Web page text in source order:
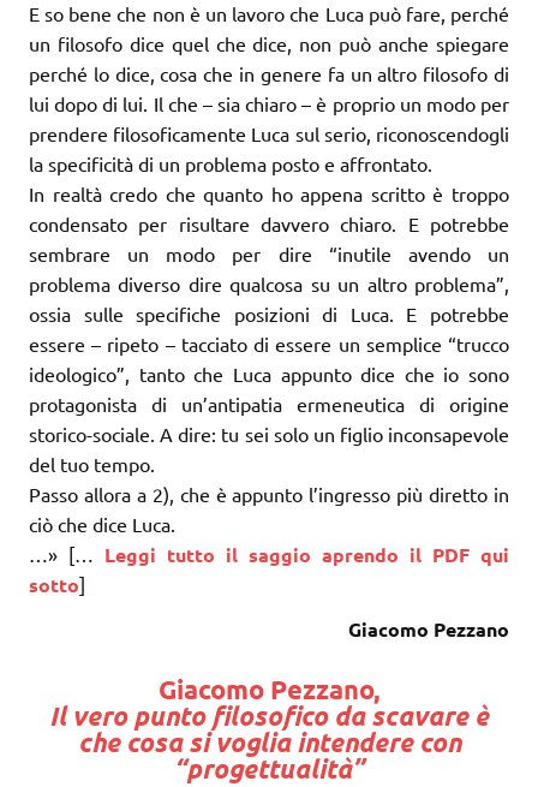
E so bene che non è un lavoro che Luca può fare, perché
un filosofo dice quel che dice, non può anche spiegare
perché lo dice, cosa che in genere fa un altro filosofo di
lui dopo di lui. Il che – sia chiaro – è proprio un modo per
prendere filosoficamente Luca sul serio, riconoscendogli
la specificità di un problema posto e affrontato.
In realtà credo che quanto ho appena scritto è troppo
condensato per risultare davvero chiaro. E potrebbe
sembrare un modo per dire “inutile avendo un
problema diverso dire qualcosa su un altro problema”,
ossia sulle specifiche posizioni di Luca. E potrebbe
essere – ripeto – tacciato di essere un semplice “trucco
ideologico”, tanto che Luca appunto dice che io sono
protagonista di un’antipatia ermeneutica di origine
storico-sociale. A dire: tu sei solo un figlio inconsapevole
del tuo tempo.
Passo allora a 2), che è appunto l’ingresso più diretto in
ciò che dice Luca.
…» [… Leggi tutto il saggio aprendo il PDF qui
sotto]
Giacomo Pezzano
Giacomo Pezzano,
Il vero punto filosofico da scavare è
che cosa si voglia intendere con
“progettualità”